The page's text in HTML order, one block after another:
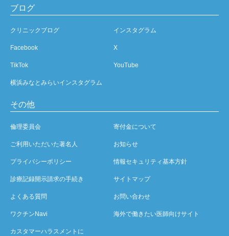
ブログ
クリニックブログ インスタグラム
Facebook X
TikTok YouTube
横浜みなとみらいインスタグラム
その他
倫理委員会 寄付金について
ご利用いただいた著名人 お知らせ
プライバシーポリシー 情報セキュリティ基本方針
診療記録開示請求の手続き サイトマップ
よくある質問 お問い合わせ
ワクチンNavi 海外で働きたい医師向けサイト
カスタマーハラスメントに